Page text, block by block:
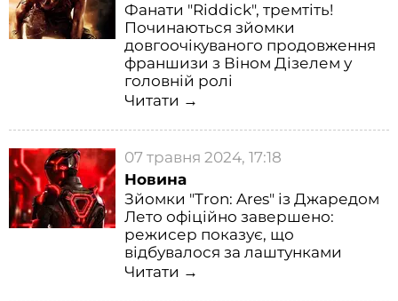
Фанати "Riddick", тремтіть!
Починаються зйомки
довгоочікуваного продовження
франшизи з Віном Дізелем у
головній ролі
Читати →
07 травня 2024, 17:18
Новина
Зйомки "Tron: Ares" із Джаредом
Лето офіційно завершено:
режисер показує, що
відбувалося за лаштунками
Читати →